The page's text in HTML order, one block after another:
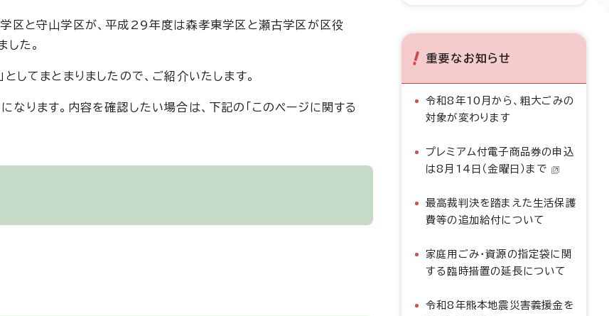
区と守山学区が、平成29年度は森孝東学区と瀬古学区が区役
した。
してまとまりましたので、ご紹介いたします。
なります。内容を確認したい場合は、下記の「このページに関する
重要なお知らせ
令和8年10月から、粗大ごみの
対象が変わります
プレミアム付電子商品券の申込
は8月14日（金曜日）まで
最高裁判決を踏まえた生活保護
費等の追加給付について
家庭用ごみ・資源の指定袋に関
する臨時措置の延長について
令和8年熊本地震災害義援金を